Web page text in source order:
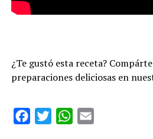
¿Te gustó esta receta?
preparaciones deliciosas en
Facebook
TwitterWhatsApp